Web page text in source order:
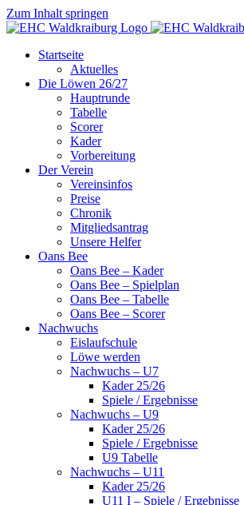
Zum Inhalt springen
Startseite
Aktuelles
Die Löwen 26/27
Hauptrunde
Tabelle
Scorer
Kader
Vorbereitung
Der Verein
Vereinsinfos
Preise
Chronik
Mitgliedsantrag
Unsere Helfer
Oans Bee
Oans Bee – Kader
Oans Bee – Spielplan
Oans Bee – Tabelle
Oans Bee – Scorer
Nachwuchs
Eislaufschule
Löwe werden
Nachwuchs – U7
Kader 25/26
Spiele / Ergebnisse
Nachwuchs – U9
Kader 25/26
Spiele / Ergebnisse
U9 Tabelle
Nachwuchs – U11
Kader 25/26
U11 I – Spiele / Ergebnisse